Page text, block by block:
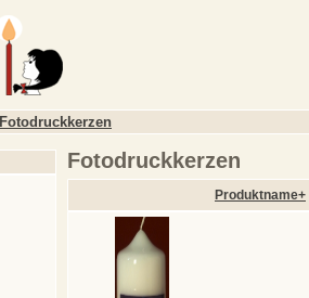
Fotodruckkerzen
Fotodruckkerzen
Produktname+